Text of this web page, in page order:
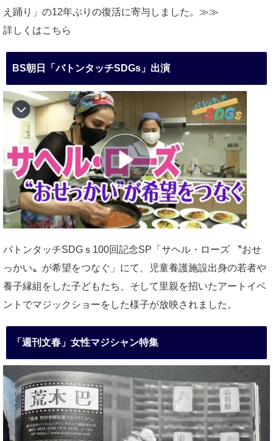
え踊り」の12年ぶりの復活に寄与しました。≫≫
詳しくはこちら
BS朝日「バトンタッチSDGs」出演
バトンタッチSDGｓ100回記念SP「サヘル・ローズ 〝おせ
っかい〟が希望をつなぐ」にて、児童養護施設出身の若者や
養子縁組をした子どもたち、そして里親を招いたアートイベ
ントでマジックショーをした様子が放映されました。
「週刊文春」女性マジシャン特集